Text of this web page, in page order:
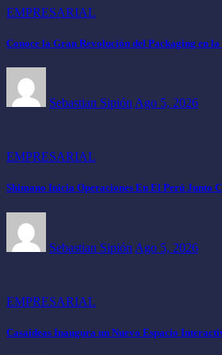
EMPRESARIAL
Conoce la Gran Revolución del Packaging en
Sebastian Sipión Ago 5, 2026
EMPRESARIAL
Shimano Inicia Operaciones En El Perú Junto
Sebastian Sipión Ago 5, 2026
EMPRESARIAL
Casaideas Inaugura un Nuevo Espacio